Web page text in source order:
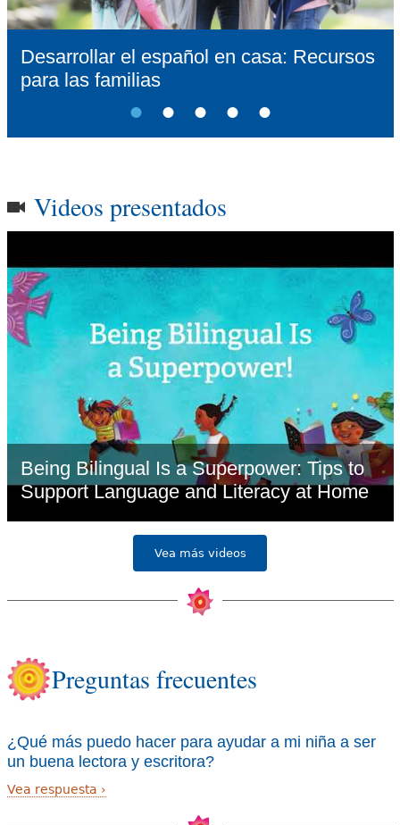
Desarrollar el español en casa: Recursos
para las familias
Videos presentados
Being Bilingual Is a Superpower: Tips to
Support Language and Literacy at Home
Vea más videos
Preguntas frecuentes
¿Qué más puedo hacer para ayudar a mi niña a ser
un buena lectora y escritora?
Vea respuesta